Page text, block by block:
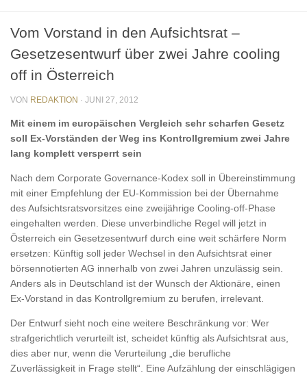
Vom Vorstand in den Aufsichtsrat –
Gesetzesentwurf über zwei Jahre cooling
off in Österreich
VON REDAKTION · JUNI 27, 2012
Mit einem im europäischen Vergleich sehr scharfen Gesetz
soll Ex-Vorständen der Weg ins Kontrollgremium zwei Jahre
lang komplett versperrt sein
Nach dem Corporate Governance-Kodex soll in Übereinstimmung
mit einer Empfehlung der EU-Kommission bei der Übernahme
des Aufsichtsratsvorsitzes eine zweijährige Cooling-off-Phase
eingehalten werden. Diese unverbindliche Regel will jetzt in
Österreich ein Gesetzesentwurf durch eine weit schärfere Norm
ersetzen: Künftig soll jeder Wechsel in den Aufsichtsrat einer
börsennotierten AG innerhalb von zwei Jahren unzulässig sein.
Anders als in Deutschland ist der Wunsch der Aktionäre, einen
Ex-Vorstand in das Kontrollgremium zu berufen, irrelevant.
Der Entwurf sieht noch eine weitere Beschränkung vor: Wer
strafgerichtlich verurteilt ist, scheidet künftig als Aufsichtsrat aus,
dies aber nur, wenn die Verurteilung „die berufliche
Zuverlässigkeit in Frage stellt“. Eine Aufzählung der einschlägigen